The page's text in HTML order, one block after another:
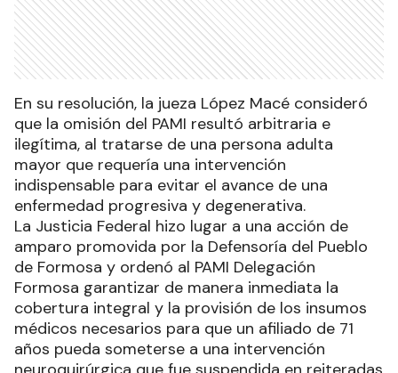
En su resolución, la jueza López Macé consideró
que la omisión del PAMI resultó arbitraria e
ilegítima, al tratarse de una persona adulta
mayor que requería una intervención
indispensable para evitar el avance de una
enfermedad progresiva y degenerativa.
La Justicia Federal hizo lugar a una acción de
amparo promovida por la Defensoría del Pueblo
de Formosa y ordenó al PAMI Delegación
Formosa garantizar de manera inmediata la
cobertura integral y la provisión de los insumos
médicos necesarios para que un afiliado de 71
años pueda someterse a una intervención